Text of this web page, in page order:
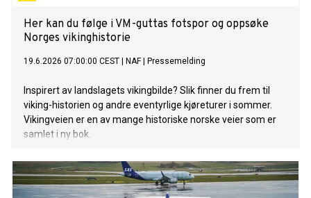
Her kan du følge i VM-guttas fotspor og oppsøke
Norges vikinghistorie
19.6.2026 07:00:00 CEST NAF| Pressemelding
Inspirert av landslagets vikingbilde? Slik finner du frem til
viking-historien og andre eventyrlige kjøreturer i sommer.
Vikingveien er en av mange historiske norske veier som er
samlet i ny bok.